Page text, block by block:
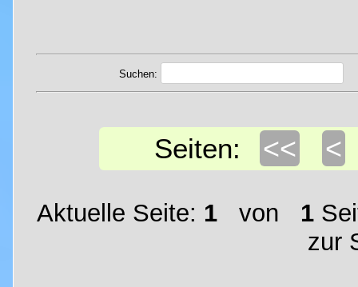
Suchen:
Seiten: << <
Aktuelle Seite: 1 von 1
zur